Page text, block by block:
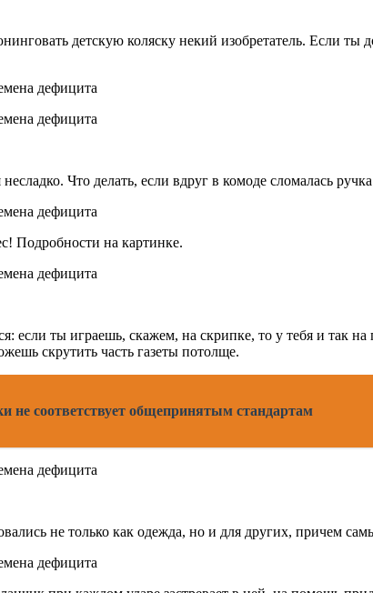
детскую коляску некий изобретатель. Если
Что делать, если вдруг в комоде сломалась
Подробности на картинке.
если ты играешь, скажем, на скрипке, то у тебя и так
скрутить часть газеты потолще.
не соответствует общепринятым стандартам
не только как одежда, но и для других, причем